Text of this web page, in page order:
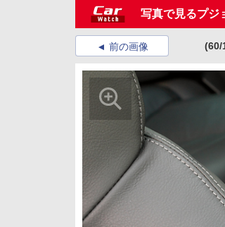
写真で見るプジ
前の画像 (60/